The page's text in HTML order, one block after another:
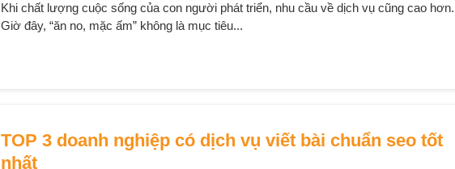
Khi chất lượng cuộc sống của con người phát triển, nhu cầu về dịch vụ cũng cao hơn.
Giờ đây, “ăn no, mặc ấm” không là mục tiêu...
TOP 3 doanh nghiệp có dịch vụ viết bài chuẩn seo tốt
nhất